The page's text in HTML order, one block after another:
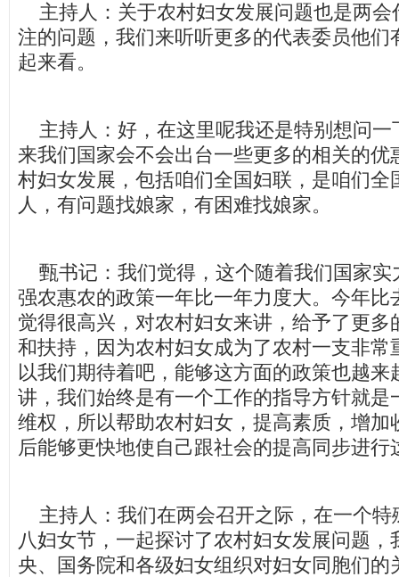
主持人：关于农村妇女发展问题也是两会
注的问题，我们来听听更多的代表委员他们
起来看。
主持人：好，在这里呢我还是特别想问一
来我们国家会不会出台一些更多的相关的优
村妇女发展，包括咱们全国妇联，是咱们全
人，有问题找娘家，有困难找娘家。
甄书记：我们觉得，这个随着我们国家实
强农惠农的政策一年比一年力度大。今年比
觉得很高兴，对农村妇女来讲，给予了更多
和扶持，因为农村妇女成为了农村一支非常
以我们期待着吧，能够这方面的政策也越来
讲，我们始终是有一个工作的指导方针就是
维权，所以帮助农村妇女，提高素质，增加
后能够更快地使自己跟社会的提高同步进行
主持人：我们在两会召开之际，在一个
八妇女节，一起探讨了农村妇女发展问题，
央、国务院和各级妇女组织对妇女同胞们的